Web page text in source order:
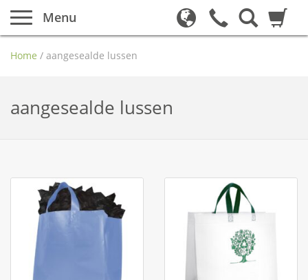
Menu
Home / aangesealde lussen
aangesealde lussen